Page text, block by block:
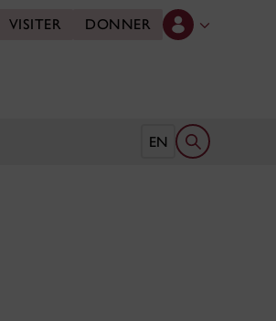
VISITER DONNER
EN Ouvrir le